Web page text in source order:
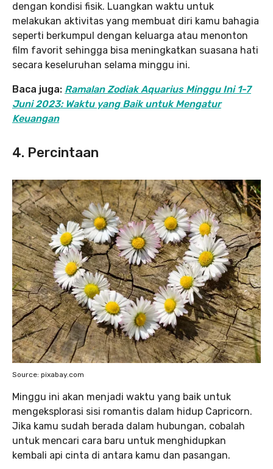
dengan kondisi fisik. Luangkan waktu untuk
melakukan aktivitas yang membuat diri kamu bahagia
seperti berkumpul dengan keluarga atau menonton
film favorit sehingga bisa meningkatkan suasana hati
secara keseluruhan selama minggu ini.
Baca juga: Ramalan Zodiak Aquarius Minggu Ini 1-7
Juni 2023: Waktu yang Baik untuk Mengatur
Keuangan
4. Percintaan
Source: pixabay.com
Minggu ini akan menjadi waktu yang baik untuk
mengeksplorasi sisi romantis dalam hidup Capricorn.
Jika kamu sudah berada dalam hubungan, cobalah
untuk mencari cara baru untuk menghidupkan
kembali api cinta di antara kamu dan pasangan.